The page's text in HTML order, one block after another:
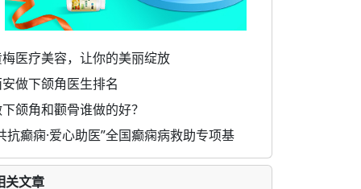
医疗美容，让你的美丽绽放
做下颌角医生排名
颌角和颧骨谁做的好？
抗癫痫·爱心助医”全国癫痫病救助专项基
关文章